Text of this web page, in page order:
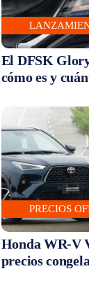
El DFSK
cómo es y
PRECIOS
Honda WR-V
precios